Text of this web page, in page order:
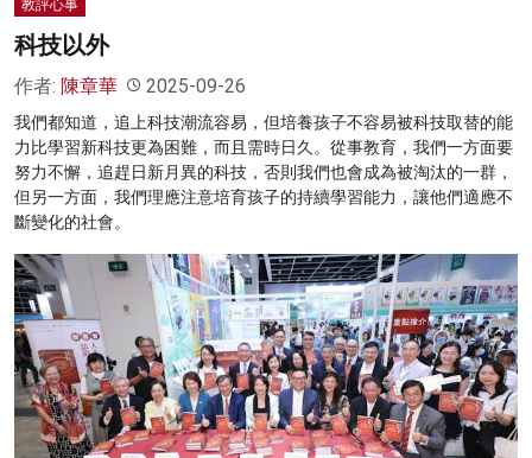
教評心事
科技以外
作者: 陳章華 2025-09-26
我們都知道，追上科技潮流容易，但培養孩子不容易被科技取替的能
力比學習新科技更為困難，而且需時日久。從事教育，我們一方面要
努力不懈，追趕日新月異的科技，否則我們也會成為被淘汰的一群，
但另一方面，我們理應注意培育孩子的持續學習能力，讓他們適應不
斷變化的社會。